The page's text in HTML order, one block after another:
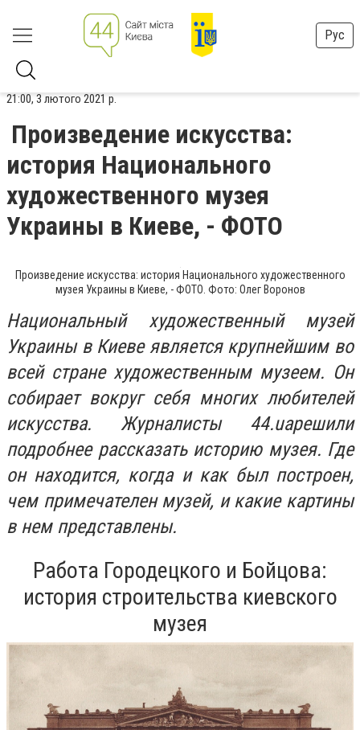
Рус
21:00, 3 лютого 2021 р.
Произведение искусства:
история Национального
художественного музея
Украины в Киеве, - ФОТО
Произведение искусства: история Национального художественного
музея Украины в Киеве, - ФОТО. Фото: Олег Воронов
Национальный художественный музей
Украины в Киеве является крупнейшим во
всей стране художественным музеем. Он
собирает вокруг себя многих любителей
искусства. Журналисты 44.uaрешили
подробнее рассказать историю музея. Где
он находится, когда и как был построен,
чем примечателен музей, и какие картины
в нем представлены.
Работа Городецкого и Бойцова:
история строительства киевского
музея